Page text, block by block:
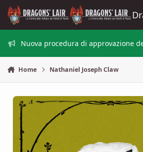
Vai al contenuto
Nuova procedura di approvazione
Home Nathaniel Joseph Claw